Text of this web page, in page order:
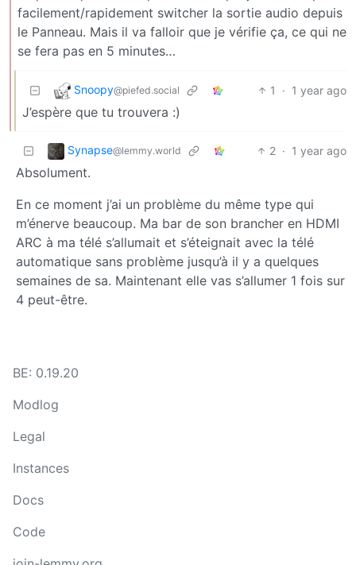
facilement/rapidement switcher la sortie audio depuis
le Panneau. Mais il va falloir que je vérifie ça, ce qui ne
se fera pas en 5 minutes…
Snoopy@piefed.social 1 · 1 year ago
J’espère que tu trouvera :)
Synapse@lemmy.world 2 · 1 year ago
Absolument.
En ce moment j’ai un problème du même type qui
m’énerve beaucoup. Ma bar de son brancher en HDMI
ARC à ma télé s’allumait et s’éteignait avec la télé
automatique sans problème jusqu’à il y a quelques
semaines de sa. Maintenant elle vas s’allumer 1 fois sur
4 peut-être.
BE: 0.19.20
Modlog
Legal
Instances
Docs
Code